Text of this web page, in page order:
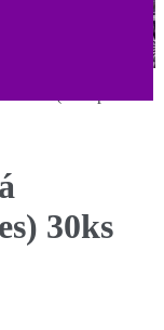
30ks